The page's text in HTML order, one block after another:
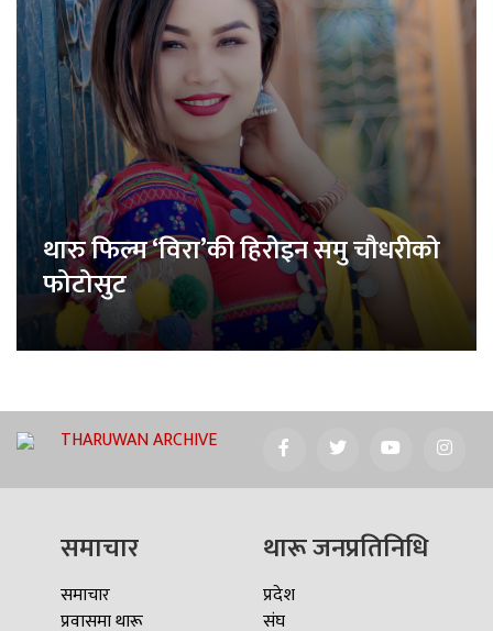
थारु फिल्म ‘विरा’की हिरोइन समु चौधरीको
फोटोसुट
THARUWAN ARCHIVE
समाचार
समाचार
प्रवासमा थारू
थारू जनप्रतिनिधि
प्रदेश
संघ